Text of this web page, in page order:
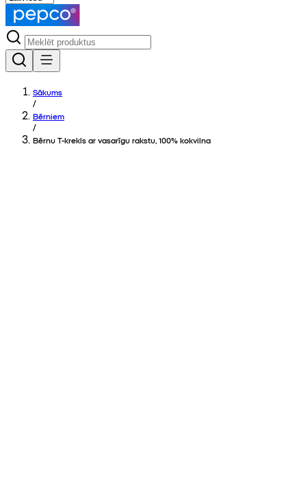
Sākums
/
Bērniem
/
Bērnu T-krekls ar vasarīgu rakstu, 100% kokvilna